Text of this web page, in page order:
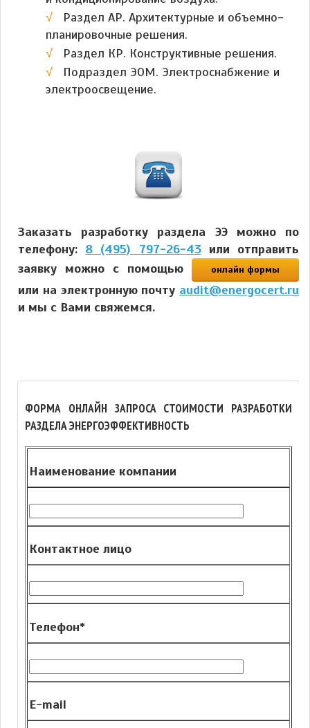
Раздел АР. Архитектурные и объемно-
планировочные решения.
Раздел КР. Конструктивные решения.
Подраздел ЭОМ. Электроснабжение и
электроосвещение.
Заказать разработку раздела ЭЭ можно по
телефону: 8 (495) 797-26-43или отправить
заявку можно с помощью
онлайн формы
или на электронную почту audit@energocert.ru
и мы с Вами свяжемся.
ФОРМА ОНЛАЙН ЗАПРОСА СТОИМОСТИ РАЗРАБОТКИ
РАЗДЕЛА ЭНЕРГОЭФФЕКТИВНОСТЬ
Наименование компании
Контактное лицо
Телефон*
E-mail